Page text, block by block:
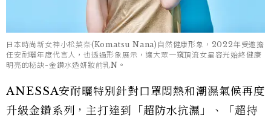
日本時尚新女神小松菜奈(Komatsu Nana)自然健康形象，2022年受邀擔
任安耐曬年度代言人，也透過形象展示，讓大眾一窺頂流女星容光始終健康
明亮的秘訣-金鑽水透妍妝前乳N。
ANESSA安耐曬特別針對口罩悶熱和潮濕氣候再度
升級金鑽系列，主打達到「超防水抗濕」、「超持